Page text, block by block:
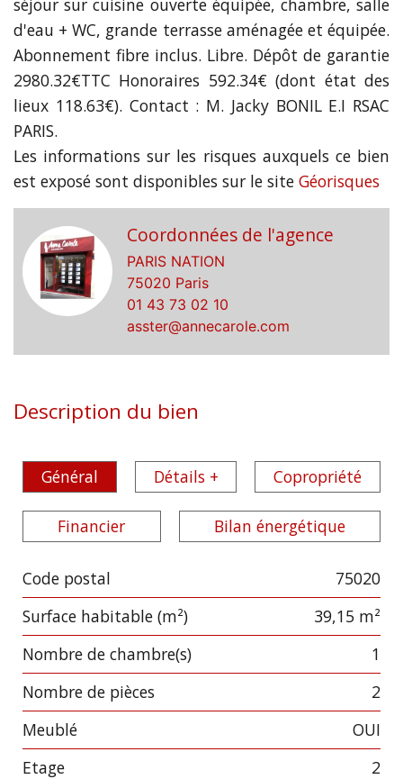
séjour sur cuisine ouverte équipée, chambre, salle
d'eau + WC, grande terrasse aménagée et équipée.
Abonnement fibre inclus. Libre. Dépôt de garantie
2980.32€TTC Honoraires 592.34€ (dont état des
lieux 118.63€). Contact : M. Jacky BONIL E.I RSAC
PARIS.
Les informations sur les risques auxquels ce bien
est exposé sont disponibles sur le site Géorisques
Coordonnées de l'agence
PARIS NATION
75020 Paris
01 43 73 02 10
asster@annecarole.com
Description du bien
Général Détails + Copropriété
Financier Bilan énergétique
Label Value
Code postal
75020
Surface habitable (m²)
39,15 m²
Nombre de chambre(s)
1
Nombre de pièces
2
Meublé
OUI
Etage
2